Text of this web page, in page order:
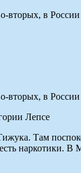
вторых, в
вторых, в
Там